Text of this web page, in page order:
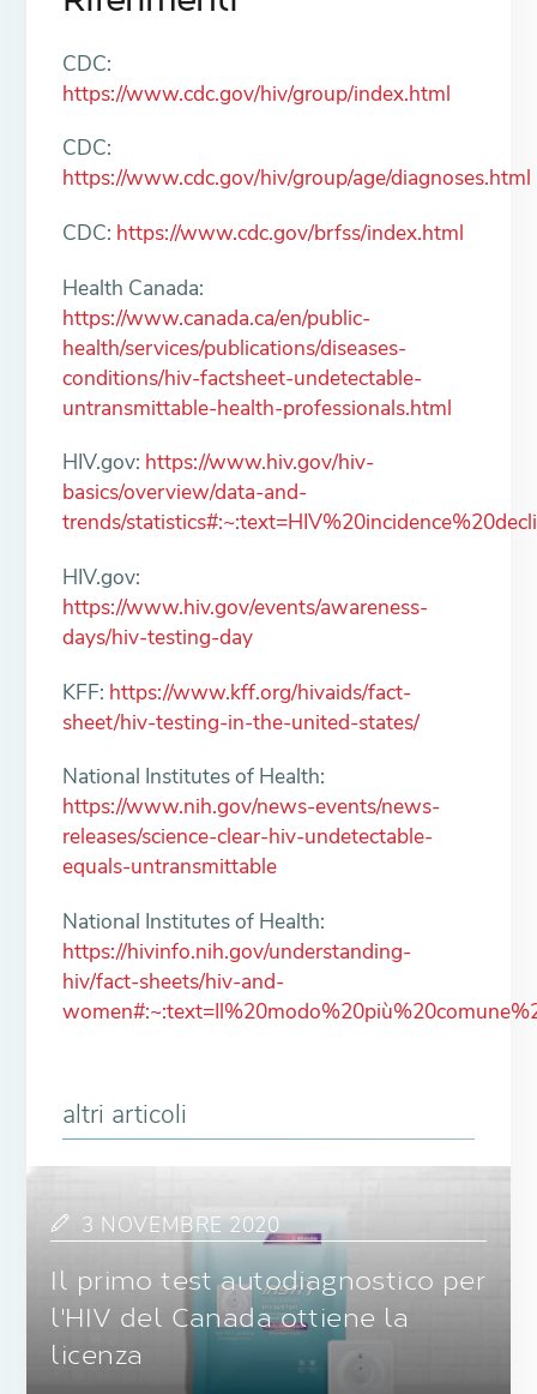
CDC:
https://www.cdc.gov/hiv/group/index.html
CDC:
https://www.cdc.gov/hiv/group/age/diagnoses.html
CDC: https://www.cdc.gov/brfss/index.html
Health Canada:
https://www.canada.ca/en/public-
health/services/publications/diseases-
conditions/hiv-factsheet-undetectable-
untransmittable-health-professionals.html
HIV.gov: https://www.hiv.gov/hiv-
basics/overview/data-and-
trends/
HIV.gov:
https://www.hiv.gov/events/awareness-
days/hiv-testing-day
KFF: https://www.kff.org/hivaids/fact-
sheet/hiv-testing-in-the-united-states/
National Institutes of Health:
https://www.nih.gov/news-events/news-
releases/science-clear-hiv-undetectable-
equals-untransmittable
National Institutes of Health:
https://hivinfo.nih.gov/understanding-
hiv/fact-sheets/hiv-and-
altri articoli
3 NOVEMBRE 2020
Il primo test autodiagnostico per
l'HIV del Canada ottiene la
licenza